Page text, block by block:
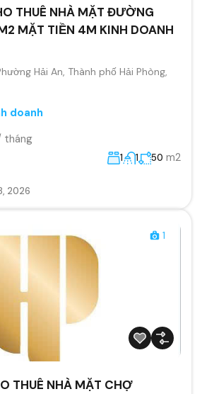
THUÊ NHÀ MẶT ĐƯỜNG
MẶT TIỀN 4M KINH DOANH
Hải An, Thành phố Hải Phòng,
doanh
tháng
1 1 50 m2
2026
1
THUÊ NHÀ MẶT CHỢ